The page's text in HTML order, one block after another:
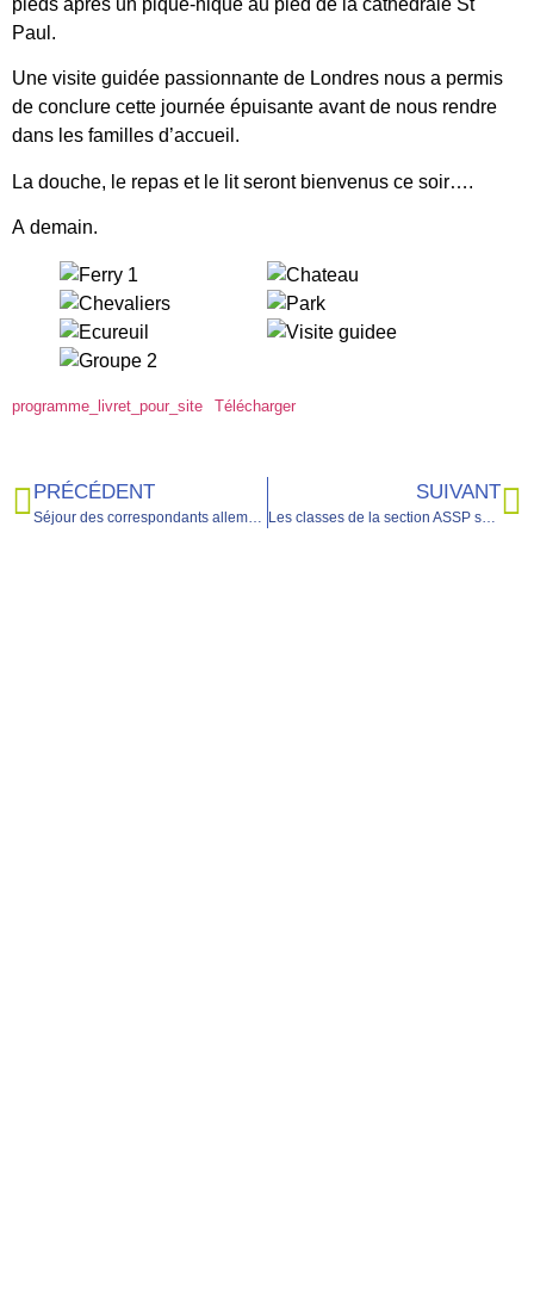
pieds après un pique-nique au pied de la cathédrale St
Paul.
Une visite guidée passionnante de Londres nous a permis
de conclure cette journée épuisante avant de nous rendre
dans les familles d’accueil.
La douche, le repas et le lit seront bienvenus ce soir….
A demain.
programme_livret_pour_site Télécharger
PRÉCÉDENT
Séjour des correspondants allemands, retour en image !
SUIVANT
Les classes de la section ASSP se mobilisent pour Octobre Rose